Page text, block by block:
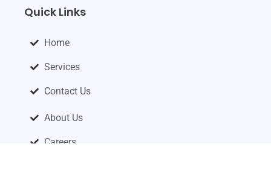
Quick Links
Home
Services
Contact Us
About Us
Careers